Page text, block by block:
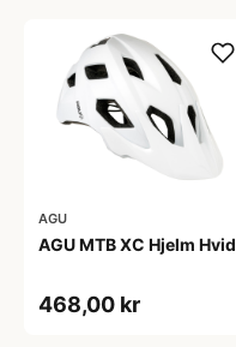
AGU
AGU MTB XC Hjelm Hvid
468,00 kr